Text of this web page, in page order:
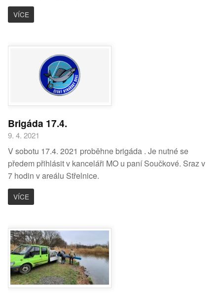
VÍCE
Brigáda 17.4.
9. 4. 2021
V sobotu 17.4. 2021 proběhne brigáda . Je nutné se
předem přihlásit v kanceláři MO u paní Součkové. Sraz v
7 hodin v areálu Střelnice.
VÍCE